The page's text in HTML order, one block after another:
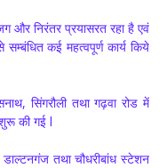
और निरंतर प्रयासरत रहा है एवं
सम्बंधित कई महत्वपूर्ण कार्य किये
सिंगरौली तथा गढ़वा रोड में
की गई l
तथा चौधरीबांध स्टेशन